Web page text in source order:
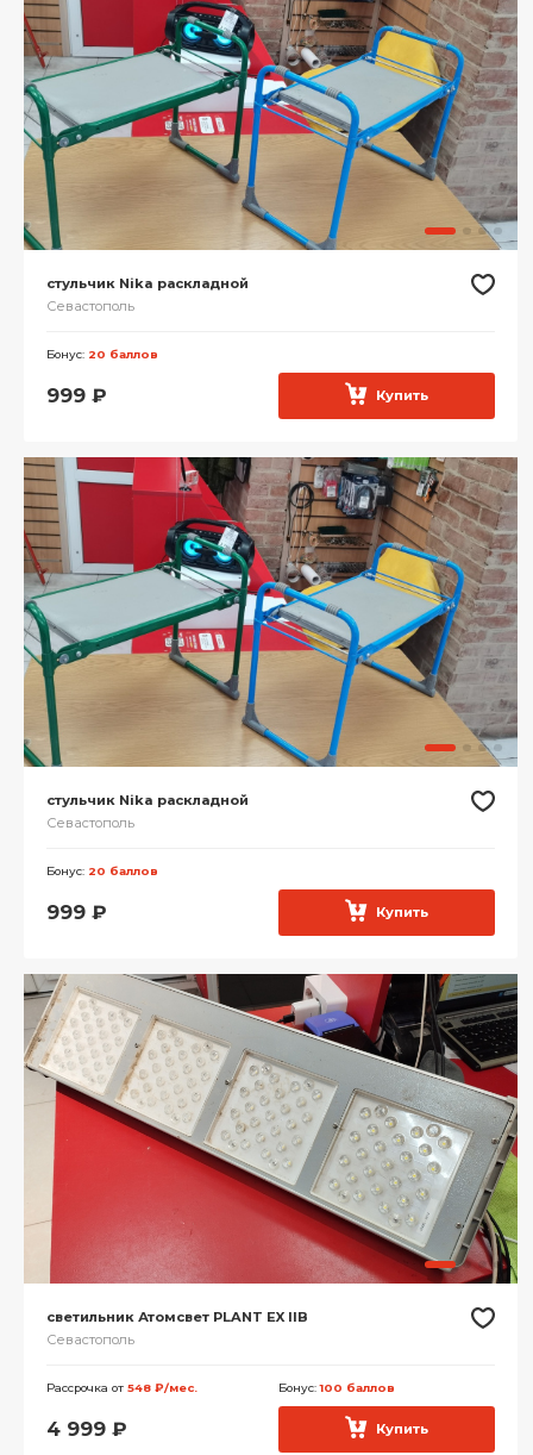
стульчик Nika раскладной
Севастополь
Бонус: 20 баллов
999 ₽ Купить
стульчик Nika раскладной
Севастополь
Бонус: 20 баллов
999 ₽ Купить
светильник Атомсвет PLANT EX IIB
Севастополь
Рассрочка от 548 ₽/мес. Бонус:100 баллов
4 999 ₽ Купить